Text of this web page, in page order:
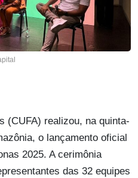
(CUFA) realizou, na quinta-
o lançamento oficial
2025. A cerimônia
das 32 equipes